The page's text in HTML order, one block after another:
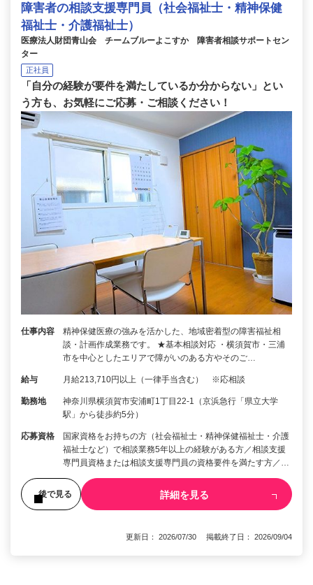
障害者の相談支援専門員（社会福祉士・精神保健
福祉士・介護福祉士）
医療法人財団青山会 チームブルーよこすか 障害者相談サポートセン
ター
正社員
「自分の経験が要件を満たしているか分からない」とい
う方も、お気軽にご応募・ご相談ください！
仕事内容
精神保健医療の強みを活かした、地域密着型の障害福祉相
談・計画作成業務です。 ★基本相談対応 ・横須賀市・三浦
市を中心としたエリアで障がいのある方やそのご…
給与 月給213,710円以上（一律手当含む） ※応相談
勤務地
神奈川県横須賀市安浦町1丁目22-1（京浜急行「県立大学
駅」から徒歩約5分）
応募資格
国家資格をお持ちの方（社会福祉士・精神保健福祉士・介護
福祉士など）で相談業務5年以上の経験がある方／相談支援
専門員資格または相談支援専門員の資格要件を満たす方／…
後で見る 詳細を見る
更新日： 2026/07/30 掲載終了日： 2026/09/04